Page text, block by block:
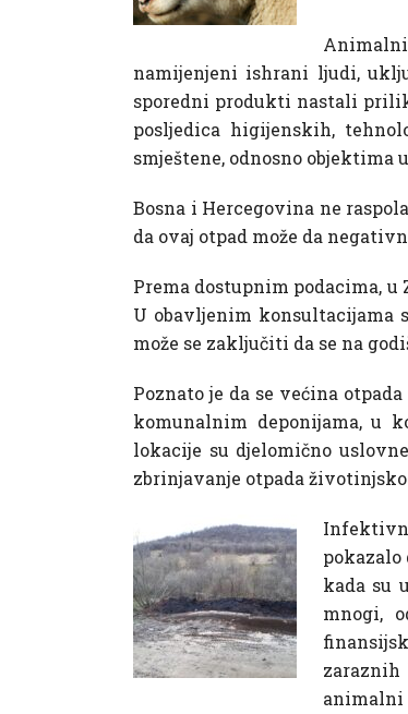
namijenjeni ishrani ljudi,
sporedni produkti nastali
posljedica higijenskih,
smještene, odnosno
Bosna i Hercegovina ne
da ovaj otpad može da
Prema dostupnim podacima, u
U obavljenim konsultacijama
može se zaključiti da se na
Poznato je da se većina
komunalnim deponijama, u
lokacije su djelomično
zbrinjavanje otpada
kada su
mnogi,
animalni